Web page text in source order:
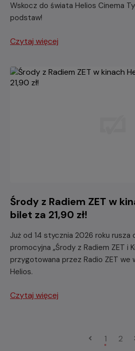
Wskocz do świata Helios Cinema
podstaw!
Czytaj więcej
Środy z Radiem ZET w
bilet za 21,90 zł!
Już od 14 stycznia 2026 roku rusza
promocyjna „Środy z Radiem ZET i
przygotowana przez Radio ZET we
Helios.
Czytaj więcej
1 2